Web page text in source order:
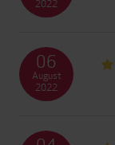
2022
06
August
2022